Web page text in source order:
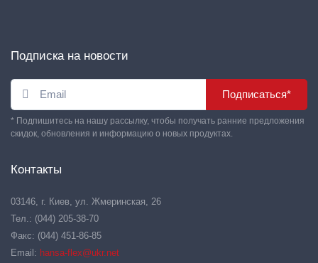
Подписка на новости
Подписаться*
* Подпишитесь на нашу рассылку, чтобы получать ранние предложения
скидок, обновления и информацию о новых продуктах.
Контакты
03146, г. Киев, ул. Жмеринская, 26
Тел.: (044) 205-38-70
Факс: (044) 451-86-85
Email: hansa-flex@ukr.net